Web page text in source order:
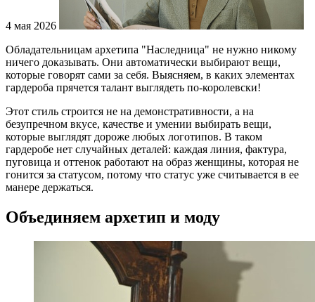
4 мая 2026
Обладательницам архетипа "Наследница" не нужно никому
ничего доказывать. Они автоматически выбирают вещи,
которые говорят сами за себя. Выясняем, в каких элементах
гардероба прячется талант выглядеть по-королевски!
Этот стиль строится не на демонстративности, а на
безупречном вкусе, качестве и умении выбирать вещи,
которые выглядят дороже любых логотипов. В таком
гардеробе нет случайных деталей: каждая линия, фактура,
пуговица и оттенок работают на образ женщины, которая не
гонится за статусом, потому что статус уже считывается в ее
манере держаться.
Объединяем архетип и моду